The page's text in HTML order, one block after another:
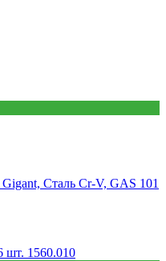
Сталь Cr-V, GAS 101